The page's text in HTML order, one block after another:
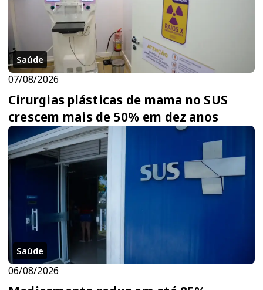
Saúde
07/08/2026
Cirurgias plásticas de mama no SUS
crescem mais de 50% em dez anos
Saúde
06/08/2026